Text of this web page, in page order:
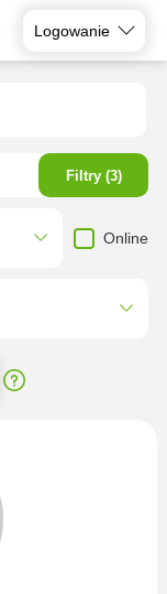
Logowanie
Filtry (3)
Online